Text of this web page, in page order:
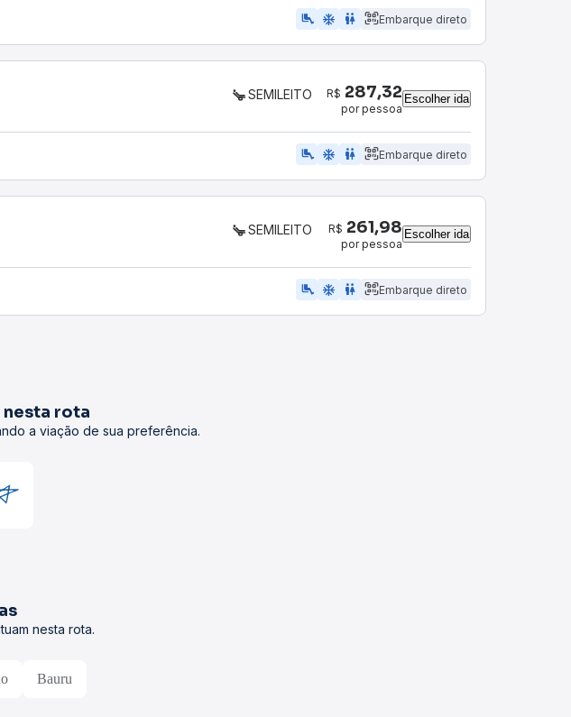
airline_seat_legroom_extra ac_unit WC Embarque direto
SEMILEITO R$ 287,32
por pessoa
Escolher ida
airline_seat_legroom_extra ac_unit WC Embarque direto
SEMILEITO R$ 261,98
por pessoa
Escolher ida
airline_seat_legroom_extra ac_unit WC Embarque direto
nesta rota
a viação de sua preferência.
nesta rota.
Bauru